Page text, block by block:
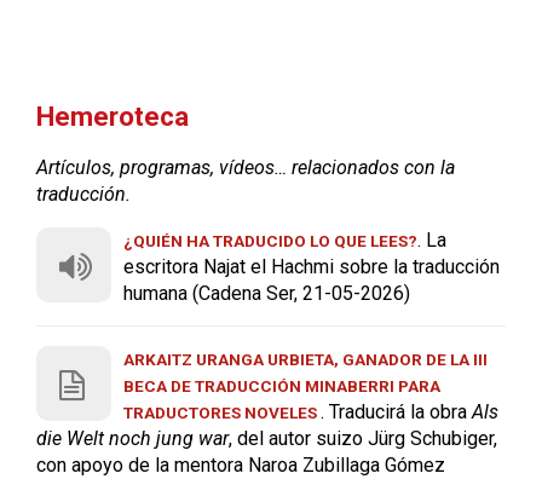
Hemeroteca
Artículos, programas, vídeos… relacionados con la
traducción.
¿QUIÉN HA TRADUCIDO LO QUE LEES?. La
escritora Najat el Hachmi sobre la traducción
humana (Cadena Ser, 21-05-2026)
ARKAITZ URANGA URBIETA, GANADOR DE LA III
BECA DE TRADUCCIÓN MINABERRI PARA
TRADUCTORES NOVELES. Traducirá la obraAls
die Welt noch jung war, del autor suizo Jürg Schubiger,
con apoyo de la mentora Naroa Zubillaga Gómez